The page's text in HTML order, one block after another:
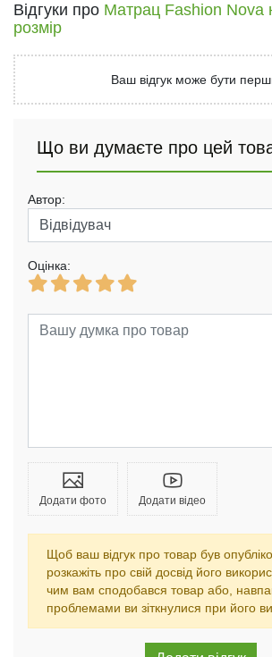
Відгуки про Матрац Fashion Nova
розмір
Ваш відгук може бути
Що ви думаєте про цей
Автор:
Оцінка:
Додати фото Додати відео
Щоб ваш відгук про товар був
розкажіть про свій досвід його
чим вам сподобався товар або,
проблемами ви зіткнулися при його